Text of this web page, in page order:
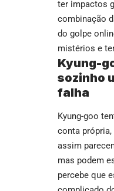
ter impactos
combinação
do golpe
mistérios e
Kyung-
sozinho
falha
Kyung-goo
conta
assim
mas podem
percebe que